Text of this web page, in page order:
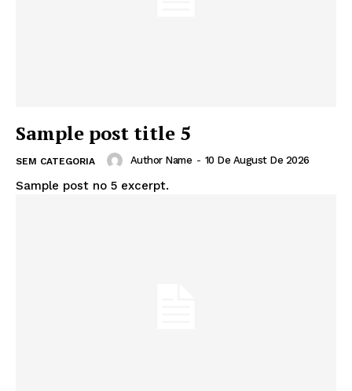
Sample post title 5
SEM CATEGORIA Author Name - 10 De August De 2026
Sample post no 5 excerpt.